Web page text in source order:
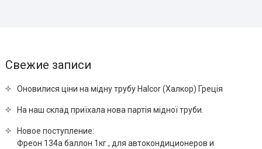
Свежие записи
Оновилися ціни на мідну трубу Halcor (Халкор) Греція
На наш склад приїхала нова партія мідної труби.
Новое поступление:
Фреон 134a баллон 1кг., для автокондиционеров и